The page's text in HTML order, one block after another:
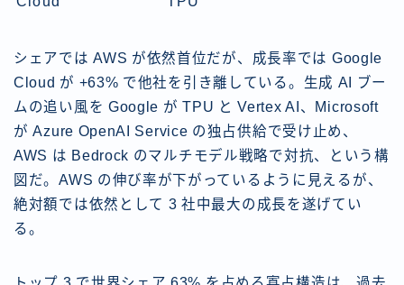
シェアでは AWS が依然首位だが、成長率では Google
Cloud が +63% で他社を引き離している。生成 AI ブー
ムの追い風を Google が TPU と Vertex AI、Microsoft
が Azure OpenAI Service の独占供給で受け止め、
AWS は Bedrock のマルチモデル戦略で対抗、という構
図だ。AWS の伸び率が下がっているように見えるが、
絶対額では依然として 3 社中最大の成長を遂げてい
る。